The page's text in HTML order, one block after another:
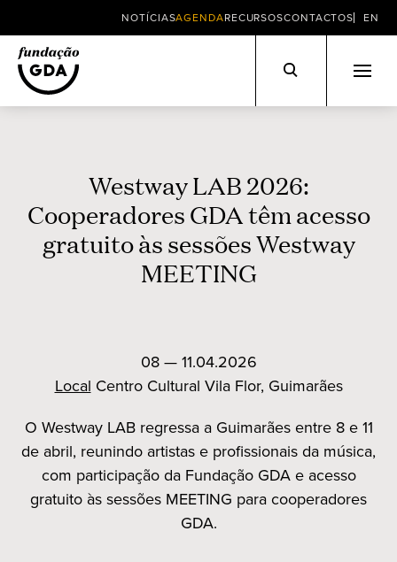
NOTÍCIASAGENDARECURSOSCONTACTOS EN
Westway LAB 2026:
Cooperadores GDA têm acesso
gratuito às sessões Westway
MEETING
08 — 11.04.2026
Local Centro Cultural Vila Flor, Guimarães
O Westway LAB regressa a Guimarães entre 8 e 11
de abril, reunindo artistas e profissionais da música,
com participação da Fundação GDA e acesso
gratuito às sessões MEETING para cooperadores
GDA.